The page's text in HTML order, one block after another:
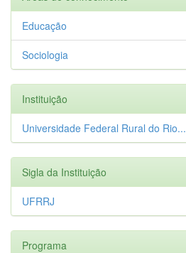
Educação
Sociologia
Instituição
Universidade Federal Rural do Rio...
Sigla da Instituição
UFRRJ
Programa